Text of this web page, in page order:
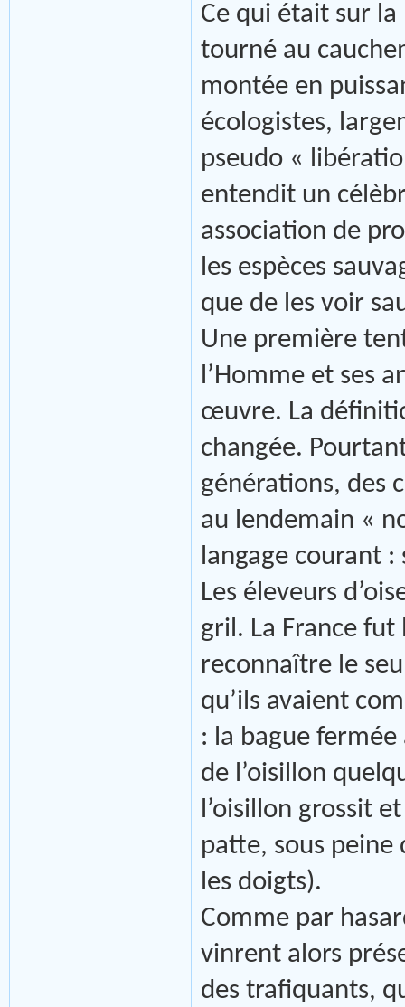
Ce qui était sur
tourné au
montée en
écologistes,
pseudo «
entendit un
association de
les espèces
que de les voir
Une première
l’Homme et ses
œuvre. La
changée.
générations, des
au lendemain «
langage courant :
Les éleveurs
gril. La France fut
reconnaître le
qu’ils avaient
: la bague fermée
de l’oisillon
l’oisillon grossit
patte, sous
les doigts).
Comme par
vinrent alors
des trafiquants,